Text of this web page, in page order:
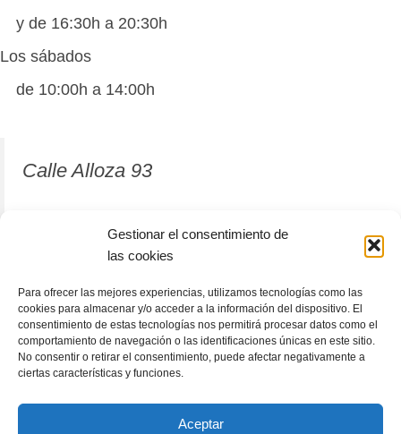
Gestionar el consentimiento de
las cookies
Para ofrecer las mejores experiencias, utilizamos tecnologías como las
cookies para almacenar y/o acceder a la información del dispositivo. El
consentimiento de estas tecnologías nos permitirá procesar datos como el
comportamiento de navegación o las identificaciones únicas en este sitio.
No consentir o retirar el consentimiento, puede afectar negativamente a
ciertas características y funciones.
Aceptar
y de 16:30h a 20:30h
Los sábados
de 10:00h a 14:00h
Calle Alloza 93
12001 Castellón de la Plana
964 81 37 63